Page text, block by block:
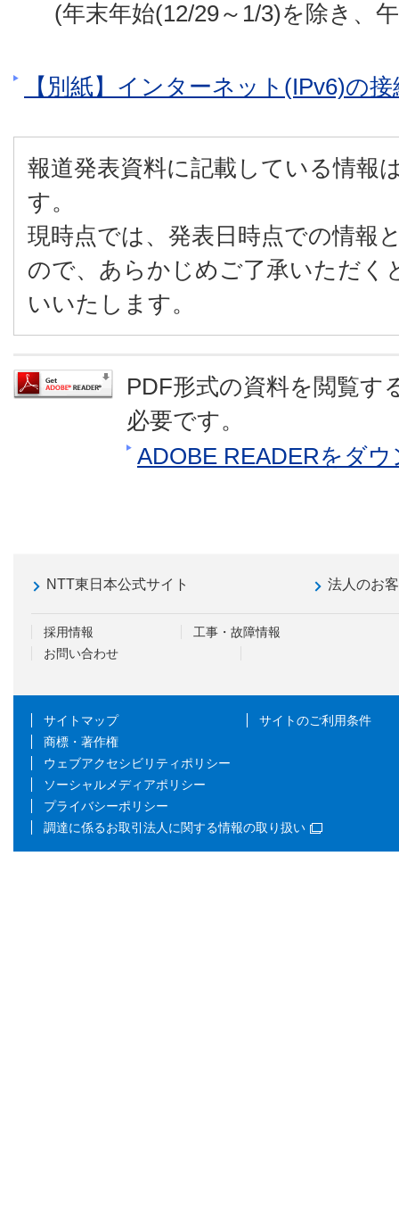
(年末年始(12/29～1/3)を除き、
【別紙】インターネット(IPv6)の
報道発表資料に記載している情報
す。
現時点では、発表日時点での情報
ので、あらかじめご了承いただく
いいたします。
PDF形式の資料を閲覧す
必要です。
ADOBE READERをダ
NTT東日本公式サイト 法人のお
採用情報
工事・故障情報
お問い合わせ
サイトマップ
サイトのご利用条件
商標・著作権
ウェブアクセシビリティポリシー
ソーシャルメディアポリシー
プライバシーポリシー
調達に係るお取引法人に関する情報の取り扱い